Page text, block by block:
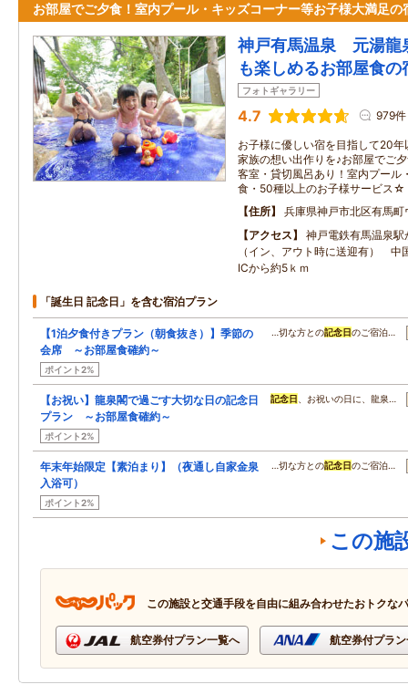
お部屋でご夕食！室内プール・キッズコーナー等お子様大満足の
神戸有馬温泉 元湯
も楽しめるお部屋食の
フォトギャラリー
4.7 979件
お子様に優しい宿を目指して20
家族の想い出作りを♪お部屋でご
客室・貸切風呂あり！室内プール
食・50種以上のお子様サービス☆
住所
兵庫県神戸市北区有馬
アクセス
神戸電鉄有馬温泉
（イン、アウト時に送迎有） 中
ICから約5ｋｍ
「誕生日 記念日」を含む宿泊プラン
【1泊夕食付きプラン（朝食抜き）】季節の
会席 ～お部屋食確約～
ポイント2%
…切な方との記念日のご宿泊…
【お祝い】龍泉閣で過ごす大切な日の記念日
プラン ～お部屋食確約～
ポイント2%
記念日 、お祝いの日に、龍泉…
年末年始限定【素泊まり】（夜通し自家金泉
入浴可）
ポイント2%
…切な方との記念日のご宿泊…
この施
この施設と交通手段を自由に組み合わせたおトクな
航空券付プラン一覧へ 航空券付プラ